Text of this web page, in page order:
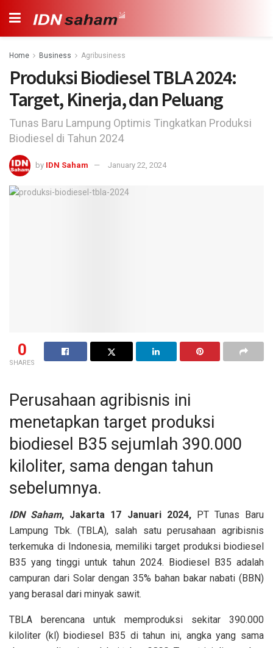
Home Business Agribusiness
Produksi Biodiesel TBLA 2024:
Target, Kinerja, dan Peluang
Tunas Baru Lampung Optimis Tingkatkan Produksi
Biodiesel di Tahun 2024
by IDN Saham January 22, 2024
0
SHARES
Perusahaan agribisnis ini
menetapkan target produksi
biodiesel B35 sejumlah 390.000
kiloliter, sama dengan tahun
sebelumnya.
IDN Saham, Jakarta 17 Januari 2024,
PT Tunas Baru
Lampung Tbk. (TBLA), salah satu perusahaan agribisnis
terkemuka di Indonesia, memiliki target produksi biodiesel
B35 yang tinggi untuk tahun 2024. Biodiesel B35 adalah
campuran dari Solar dengan 35% bahan bakar nabati (BBN)
yang berasal dari minyak sawit.
TBLA berencana untuk memproduksi sekitar 390.000
kiloliter (kl) biodiesel B35 di tahun ini, angka yang sama